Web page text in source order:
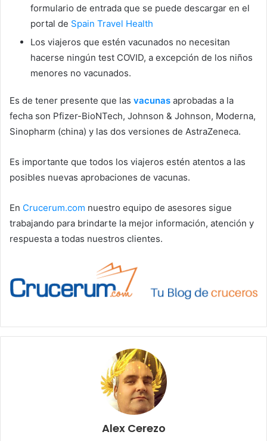
formulario de entrada que se puede descargar en el
portal de Spain Travel Health
Los viajeros que estén vacunados no necesitan
hacerse ningún test COVID, a excepción de los niños
menores no vacunados.
Es de tener presente que las vacunas aprobadas a la
fecha son Pfizer-BioNTech, Johnson & Johnson, Moderna,
Sinopharm (china) y las dos versiones de AstraZeneca.
Es importante que todos los viajeros estén atentos a las
posibles nuevas aprobaciones de vacunas.
En Crucerum.com nuestro equipo de asesores sigue
trabajando para brindarte la mejor información, atención y
respuesta a todas nuestros clientes.
Alex Cerezo